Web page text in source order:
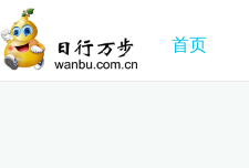
首页